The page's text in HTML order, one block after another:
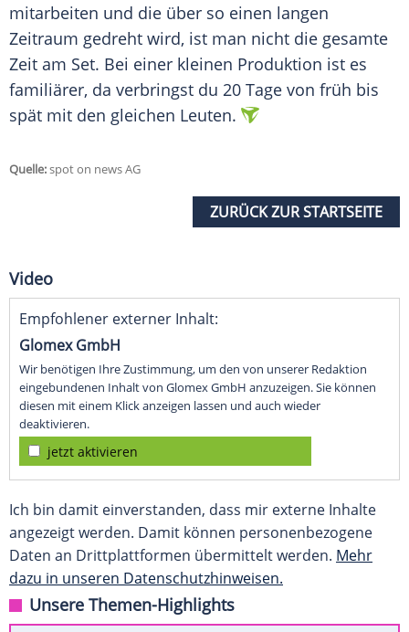
mitarbeiten und die über so einen langen
Zeitraum gedreht wird, ist man nicht die gesamte
Zeit am Set. Bei einer kleinen Produktion ist es
familiärer, da verbringst du 20 Tage von früh bis
spät mit den gleichen Leuten.
Quelle:spot on news AG
ZURÜCK ZUR STARTSEITE
Video
Empfohlener externer Inhalt:
Glomex GmbH
Wir benötigen Ihre Zustimmung, um den von unserer Redaktion
eingebundenen Inhalt von Glomex GmbH anzuzeigen. Sie können
diesen mit einem Klick anzeigen lassen und auch wieder
deaktivieren.
jetzt aktivieren
Ich bin damit einverstanden, dass mir externe Inhalte
angezeigt werden. Damit können personenbezogene
Daten an Drittplattformen übermittelt werden. Mehr
dazu in unseren Datenschutzhinweisen.
Unsere Themen-Highlights